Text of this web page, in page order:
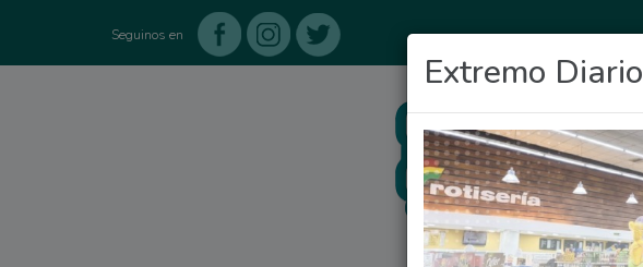
Seguinos en
Extremo Diario